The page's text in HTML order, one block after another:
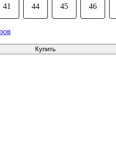
41 44 45 46
Купить